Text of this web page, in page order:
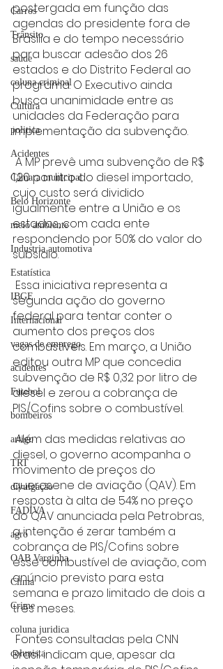
Carros
Trânsito
saúde
coluna criminal
Cultura
politica
Acidentes
Câmara municipal
Belo Horizonte
meio ambiente
Industria automotiva
Estatística
IBGE
Internacional
vagas de emprego
acidentes
Futebol
bombeiros
artigo
TRT
divulgação
FADIVA
agro
OAB Varginha
Clima
Crime
coluna juridica
colunista
postergada em função das
agendas do presidente fora de
Brasília e do tempo necessário
para buscar adesão dos 26
estados e do Distrito Federal ao
programa. O Executivo ainda
busca unanimidade entre as
unidades da Federação para
implementação da subvenção.
A MP prevê uma subvenção de R$
1,20 por litro do diesel importado,
cujo custo será dividido
igualmente entre a União e os
estados, com cada ente
respondendo por 50% do valor do
subsídio.
segunda ação do governo
federal para tentar conter o
aumento dos preços dos
combustíveis. Em março, a União
editou outra MP que concedia
subvenção de R$ 0,32 por litro de
diesel e zerou a cobrança de
PIS/Cofins sobre o combustível.
Além das medidas relativas ao
diesel, o governo acompanha o
movimento de preços do
querosene de aviação (QAV). Em
resposta à alta de 54% no preço
do QAV anunciada pela Petrobras,
a intenção é zerar também a
cobrança de PIS/Cofins sobre
esse combustível de aviação, com
anúncio previsto para esta
semana e prazo limitado de dois a
três meses.
Brasil indicam que, apesar da